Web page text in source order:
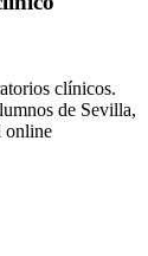
clínicos.
de Sevilla,
online